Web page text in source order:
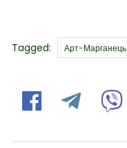
Tagged: Tags
Арт-Марганець